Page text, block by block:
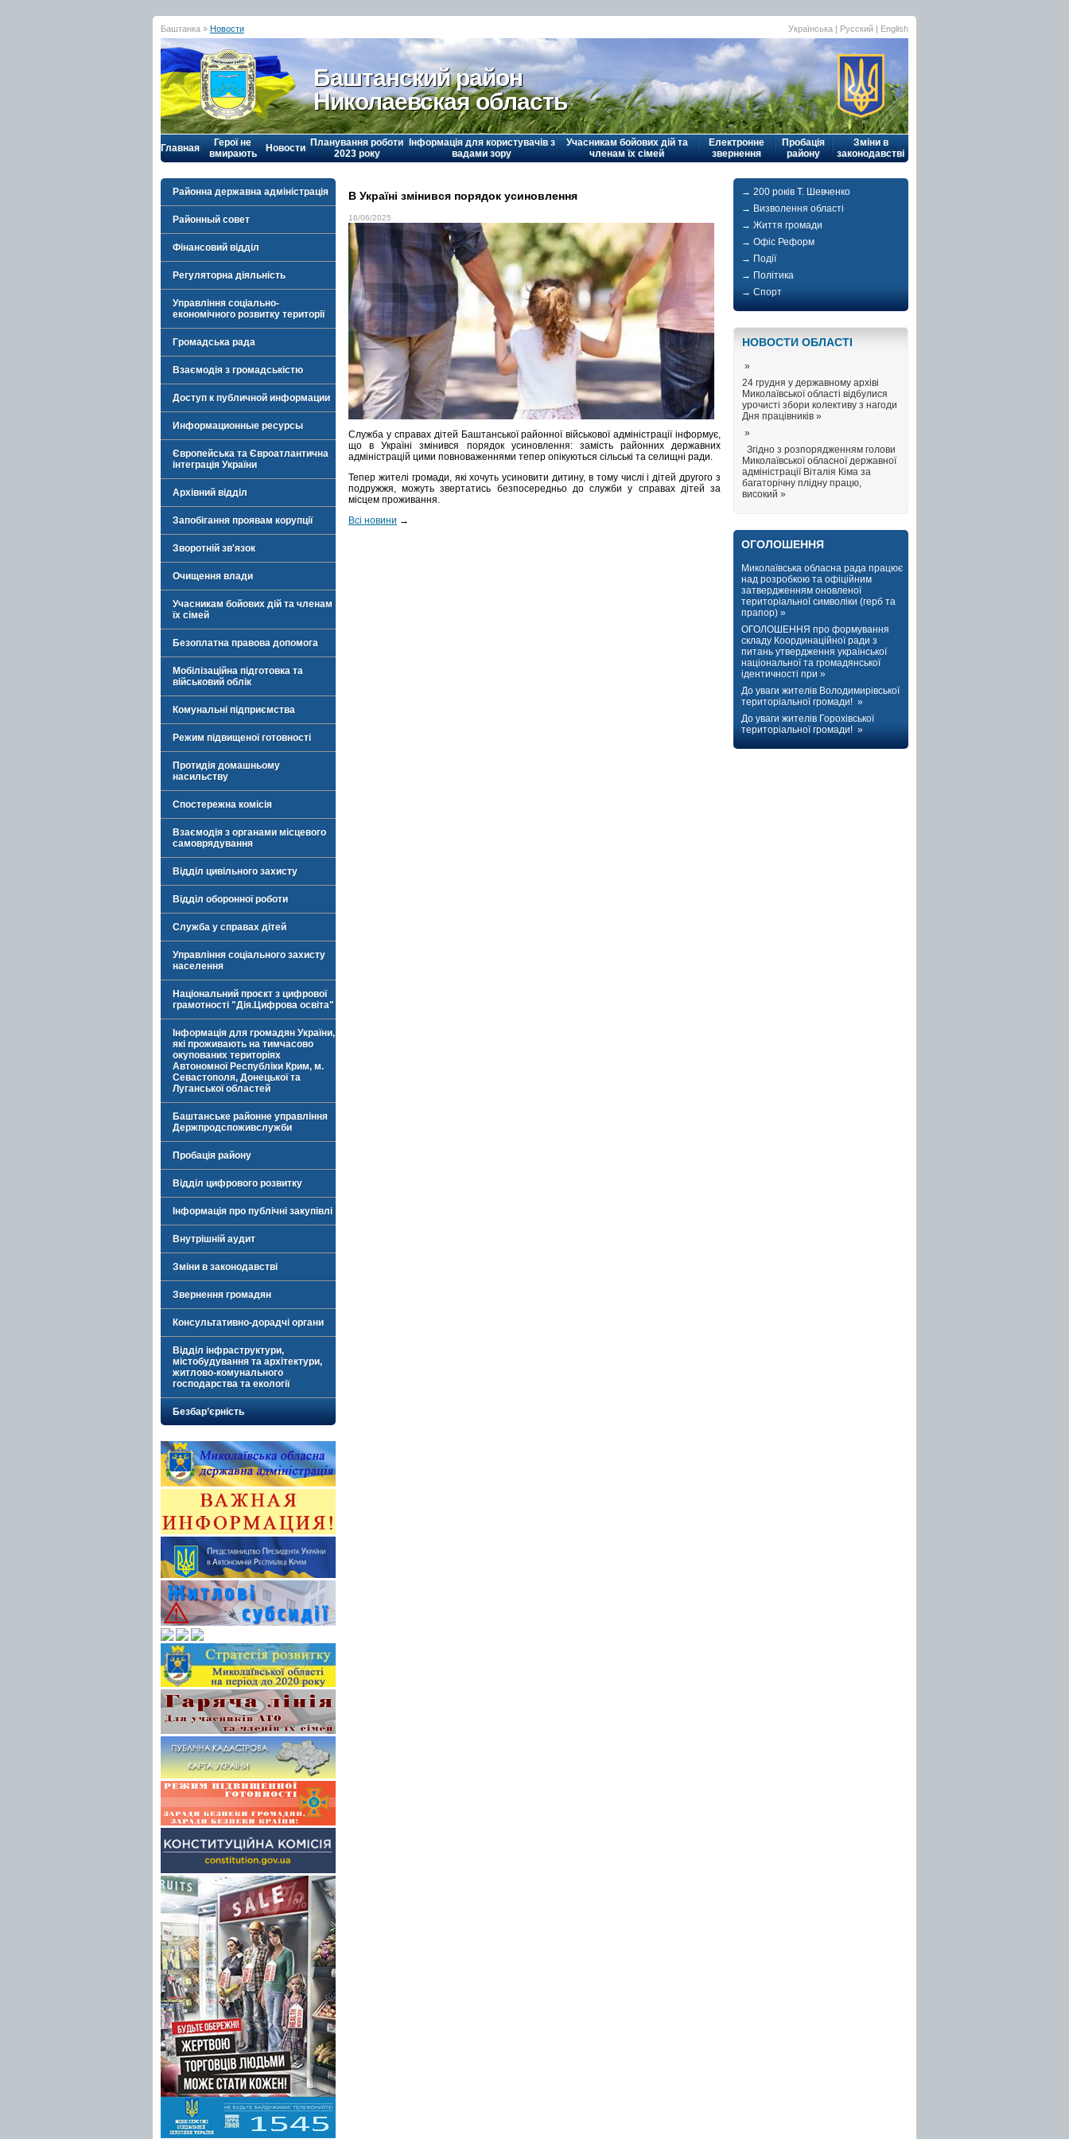
Баштанка » Новости Українська | Русский | English
Баштанский район
Николаевская область
Главная
Герої не
вмирають
Новости Планування роботи
2023 року
Інформація для користувачів з
вадами зору
Учасникам бойових дій та
членам їх сімей
Електронне
звернення
Пробація
району
Зміни в
законодавстві
Районна державна адміністрація
Районный совет
Фінансовий відділ
Регуляторна діяльність
Управління соціально-
економічного розвитку території
Громадська рада
Взаємодія з громадськістю
Доступ к публичной информации
Информационные ресурсы
Європейська та Євроатлантична
інтеграція України
Архівний відділ
Запобігання проявам корупції
Зворотній зв'язок
Очищення влади
Учасникам бойових дій та членам
їх сімей
Безоплатна правова допомога
Мобілізаційна підготовка та
військовий облік
Комунальні підприємства
Режим підвищеної готовності
Протидія домашньому
насильству
Спостережна комісія
Взаємодія з органами місцевого
самоврядування
Відділ цивільного захисту
Відділ оборонної роботи
Служба у справах дітей
Управління соціального захисту
населення
Національний проєкт з цифрової
грамотності "Дія.Цифрова освіта"
Інформація для громадян України,
які проживають на тимчасово
окупованих територіях
Автономної Республіки Крим, м.
Севастополя, Донецької та
Луганської областей
Баштанське районне управління
Держпродспоживслужби
Пробація району
Відділ цифрового розвитку
Інформація про публічні закупівлі
Внутрішній аудит
Зміни в законодавстві
Звернення громадян
Консультативно-дорадчі органи
Відділ інфраструктури,
містобудування та архітектури,
житлово-комунального
господарства та екології
Безбар’єрність
В Україні змінився порядок усиновлення
16/06/2025
Служба у справах дітей Баштанської районної військової адміністрації інформує,
що в Україні змінився порядок усиновлення: замість районних державних
адміністрацій цими повноваженнями тепер опікуються сільські та селищні ради.
Тепер жителі громади, які хочуть усиновити дитину, в тому числі і дітей другого з
подружжя, можуть звертатись безпосередньо до служби у справах дітей за
місцем проживання.
Всі новини →
→ 200 років Т. Шевченко
→ Визволення області
→ Життя громади
→ Офіс Реформ
→ Події
→ Політика
→ Спорт
НОВОСТИ ОБЛАСТI
»
24 грудня у державному архіві
Миколаївської області відбулися
урочисті збори колективу з нагоди
Дня працівників »
»
Згідно з розпорядженням голови
Миколаївської обласної державної
адміністрації Віталія Кіма за
багаторічну плідну працю,
високий »
ОГОЛОШЕННЯ
Миколаївська обласна рада працює
над розробкою та офіційним
затвердженням оновленої
територіальної символіки (герб та
прапор) »
ОГОЛОШЕННЯ про формування
складу Координаційної ради з
питань утвердження української
національної та громадянської
ідентичності при »
До уваги жителів Володимирівської
територіальної громади! »
До уваги жителів Горохівської
територіальної громади! »